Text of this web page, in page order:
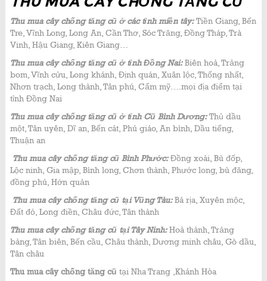
Thu mua cây chống tăng cũ ở các tỉnh miền tây:Tiền Giang, Bến
Tre, Vĩnh Long, Long An, Cần Thơ, Sóc Trăng, Đồng Tháp, Trà
Vinh, Hậu Giang, Kiên Giang…
Thu mua cây chống tăng cũ ở tỉnh Đồng Nai: Biên hoà, Trảng
bom, Vĩnh cửu, Long khánh, Định quán, Xuân lộc, Thống nhất,
Nhơn trạch, Long thành, Tân phú, Cẩm mỹ….mọi địa điểm tại
tỉnh Đồng Nai
Thu mua cây chống tăng cũ ở tỉnh Cũ Bình Dương:Thủ dầu
một, Tân uyên, Dĩ an, Bến cát, Phú giáo, An bình, Dầu tiếng,
Thuận an
Thu mua cây chống tăng cũ Bình Phước:Đồng xoài, Bù đốp,
Lộc ninh, Gia mập, Bình long, Chơn thành, Phước long, bù đăng,
đồng phú, Hớn quản
Thu mua cây chống tăng cũ tại Vũng Tàu:Bà rịa, Xuyên mộc,
Đất đỏ, Long điền, Châu đức, Tân thành
Thu mua cây chống tăng cũ tại Tây Ninh: Hoà thành, Trảng
bàng, Tân biên, Bến cầu, Châu thành, Dương minh châu, Gò dầu,
Tân châu
Thu mua cây chống tăng cũ tại Nha Trang ,Khánh Hòa